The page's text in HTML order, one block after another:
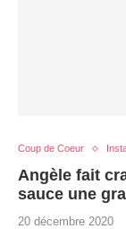
Coup de Coeur
Angèle fait
sauce une
20 décembre 2020